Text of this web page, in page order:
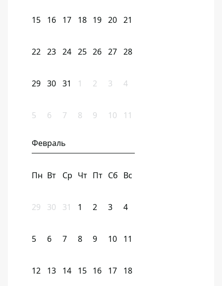
15 16 17 18 19 20 21
22 23 24 25 26 27 28
29 30 31 1 2 3 4
5 6 7 8 9 10 11
Февраль
Пн Вт Ср Чт Пт Сб Вс
29 30 31 1 2 3 4
5 6 7 8 9 10 11
12 13 14 15 16 17 18